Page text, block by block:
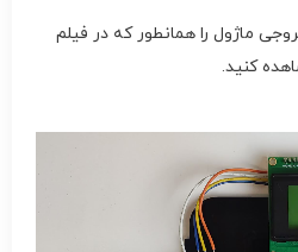
ماژول را همانطور که در فیلم
کنید.